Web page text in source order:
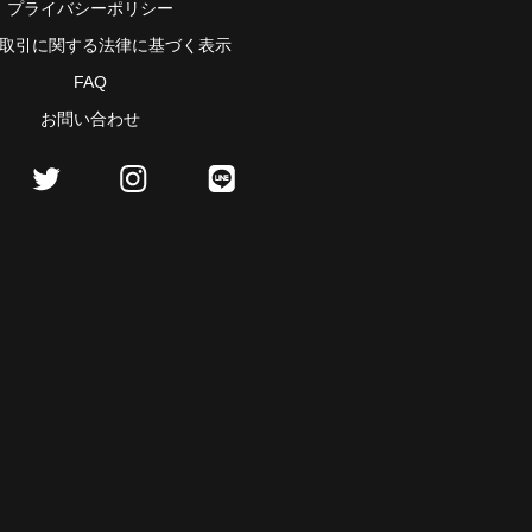
プライバシーポリシー
引に関する法律に基づく表示
FAQ
お問い合わせ